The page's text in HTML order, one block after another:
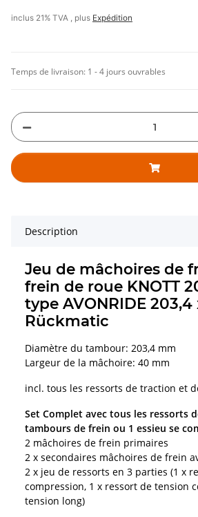
inclus 21% TVA , plus Expédition
Temps de livraison: 1 - 4 jours ouvrables
Description
Jeu de mâchoires de
frein de roue KNOTT
type AVONRIDE 203,4
Rückmatic
Diamètre du tambour: 203,4 mm
Largeur de la mâchoire: 40 mm
incl. tous les ressorts de traction et
Set Complet avec tous les ressorts
tambours de frein ou 1 essieu se
2 mâchoires de frein primaires
2 x secondaires mâchoires de frein
2 x jeu de ressorts en 3 parties (1 x
compression, 1 x ressort de tension
tension long)